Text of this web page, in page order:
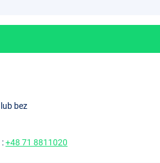
bez
:+48 71 8811020